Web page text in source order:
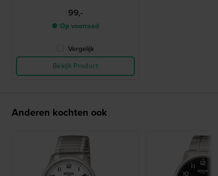
99,-
● Op voorraad
Vergelijk
Bekijk Product
Anderen kochten ook